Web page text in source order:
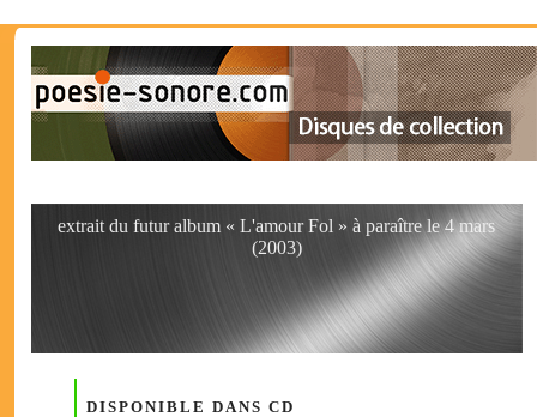
extrait du futur album « L'amour Fol » à paraître le 4 mars
(2003)
DISPONIBLE DANS CD